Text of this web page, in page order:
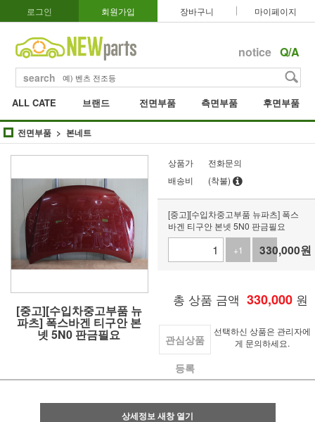
로그인 회원가입 장바구니 마이페이지
notice Q/A
search
ALL CATE 브랜드 전면부품 측면부품 후면부품
전면부품 본네트
[중고][수입차중고부품 뉴
파츠] 폭스바겐 티구안 본
넷 5N0 판금필요
상품가
전화문의
배송비
(착불)
[중고][수입차중고부품 뉴파츠] 폭스
바겐 티구안 본넷 5N0 판금필요
+1
-1
330,000원
총 상품 금액 330,000 원
관심상품
등록
선택하신 상품은 관리자에
게 문의하세요.
상세정보 새창 열기